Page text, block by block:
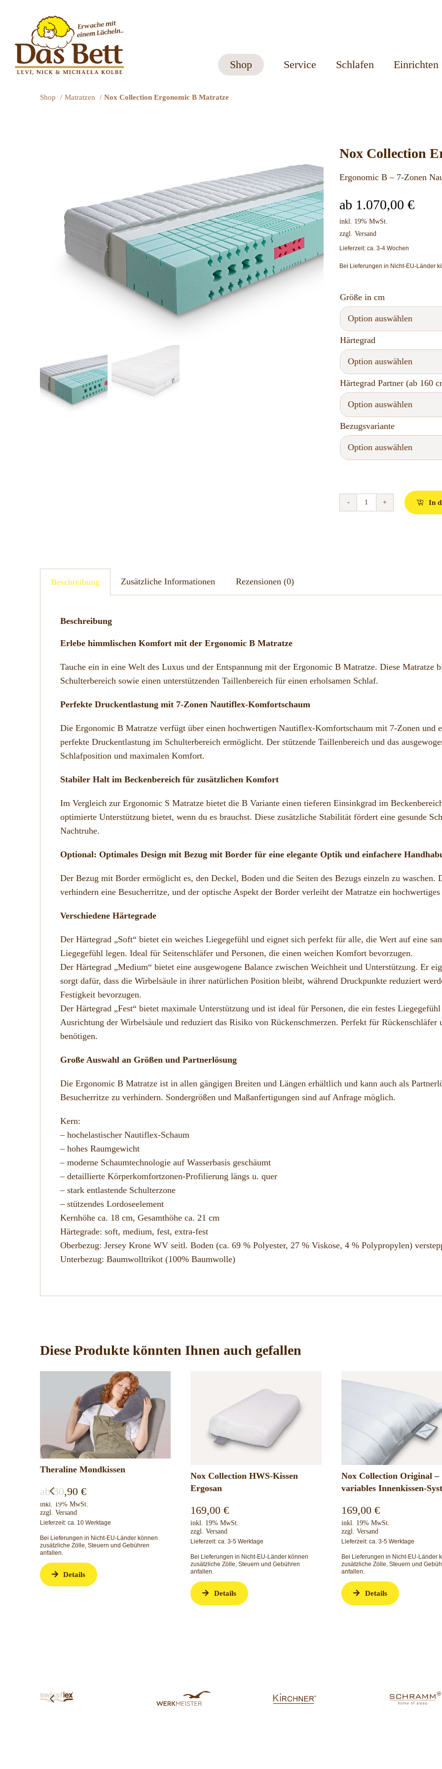
Shop Service Schlafen Einrichten
Shop Matratzen Nox Collection Ergonomic B Matratze
Nox Collection
Ergonomic B – 7-Zonen
ab 1.070,00 €
inkl. 19% MwSt.
zzgl. Versand
Lieferzeit: ca. 3-4 Wochen
Bei Lieferungen in Nicht-EU-Länder
Größe in cm
Härtegrad
Härtegrad Partner (ab 160
Bezugsvariante
Nox
In
Beschreibung Zusätzliche Informationen Rezensionen (0)
Beschreibung
Erlebe himmlischen Komfort mit der Ergonomic B Matratze
Tauche ein in eine Welt des Luxus und der Entspannung mit der Ergonomic B Matratze. Diese Matratze
Schulterbereich sowie einen unterstützenden Taillenbereich für einen erholsamen Schlaf.
Perfekte Druckentlastung mit 7-Zonen Nautiflex-Komfortschaum
Die Ergonomic B Matratze verfügt über einen hochwertigen Nautiflex-Komfortschaum mit 7-Zonen und
perfekte Druckentlastung im Schulterbereich ermöglicht. Der stützende Taillenbereich und das
Schlafposition und maximalen Komfort.
Stabiler Halt im Beckenbereich für zusätzlichen Komfort
Im Vergleich zur Ergonomic S Matratze bietet die B Variante einen tieferen Einsinkgrad im
optimierte Unterstützung bietet, wenn du es brauchst. Diese zusätzliche Stabilität fördert eine gesunde
Nachtruhe.
Optional: Optimales Design mit Bezug mit Border für eine elegante Optik und einfachere
Der Bezug mit Border ermöglicht es, den Deckel, Boden und die Seiten des Bezugs einzeln zu waschen.
verhindern eine Besucherritze, und der optische Aspekt der Border verleiht der Matratze ein hochwertiges
Verschiedene Härtegrade
Der Härtegrad „Soft“ bietet ein weiches Liegegefühl und eignet sich perfekt für alle, die Wert auf eine
Liegegefühl legen. Ideal für Seitenschläfer und Personen, die einen weichen Komfort bevorzugen.
Der Härtegrad „Medium“ bietet eine ausgewogene Balance zwischen Weichheit und Unterstützung. Er
sorgt dafür, dass die Wirbelsäule in ihrer natürlichen Position bleibt, während Druckpunkte reduziert
Festigkeit bevorzugen.
Der Härtegrad „Fest“ bietet maximale Unterstützung und ist ideal für Personen, die ein festes
Ausrichtung der Wirbelsäule und reduziert das Risiko von Rückenschmerzen. Perfekt für Rückenschläfer
benötigen.
Große Auswahl an Größen und Partnerlösung
Die Ergonomic B Matratze ist in allen gängigen Breiten und Längen erhältlich und kann auch als
Besucherritze zu verhindern. Sondergrößen und Maßanfertigungen sind auf Anfrage möglich.
Kern:
– hochelastischer Nautiflex-Schaum
– hohes Raumgewicht
– moderne Schaumtechnologie auf Wasserbasis geschäumt
– detaillierte Körperkomfortzonen-Profilierung längs u. quer
– stark entlastende Schulterzone
– stützendes Lordoseelement
Kernhöhe ca. 18 cm, Gesamthöhe ca. 21 cm
Härtegrade: soft, medium, fest, extra-fest
Oberbezug: Jersey Krone WV seitl. Boden (ca. 69 % Polyester, 27 % Viskose, 4 % Polypropylen)
Unterbezug: Baumwolltrikot (100% Baumwolle)
Diese Produkte könnten Ihnen auch gefallen
Nox Collection HWS-Kissen
Ergosan
169,00€
inkl. 19% MwSt.
Lieferzeit: ca. 3-5 Werktage
Bei Lieferungen in Nicht-EU-Länder können
zusätzliche Zölle, Steuern und Gebühren
anfallen.
Nox Collection Original –
variables Innenkissen-System
169,00€
inkl. 19% MwSt.
zzgl.Versand
Lieferzeit: ca. 3-5 Werktage
Bei Lieferungen in Nicht-EU-Länder können
zusätzliche Zölle, Steuern und Gebühren
anfallen.
Details
Nox Collection Naturreines
Kissenspray
15,00€
inkl. 19% MwSt.
(150,00€/ 1 L)
zzgl. Versand
Lieferzeit: ca. 3-5 Werktage
Bei Lieferungen in Nicht-EU-Länder
zusätzliche Zölle, Steuern und
Details